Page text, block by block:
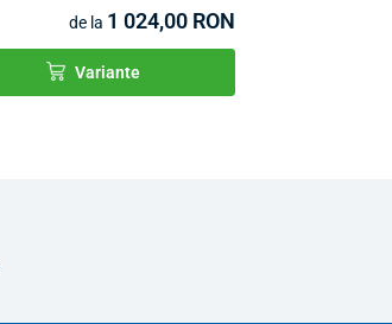
de la 1 024,00 RON
Variante